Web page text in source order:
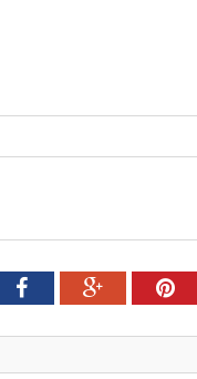
FacebookGoogle+